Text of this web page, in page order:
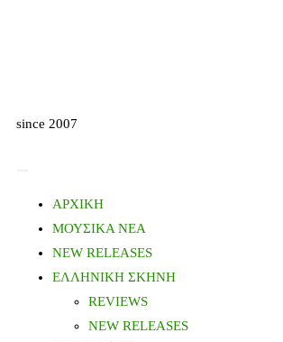
since 2007
ΑΡΧΙΚΗ
ΜΟΥΣΙΚΑ ΝΕΑ
NEW RELEASES
ΕΛΛΗΝΙΚΗ ΣΚΗΝΗ
REVIEWS
NEW RELEASES